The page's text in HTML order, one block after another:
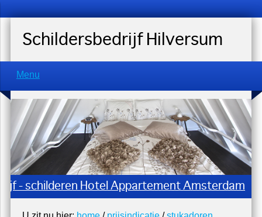
Schildersbedrijf Hilversum
Menu
- schilderen Hotel Appartement Amsterdam